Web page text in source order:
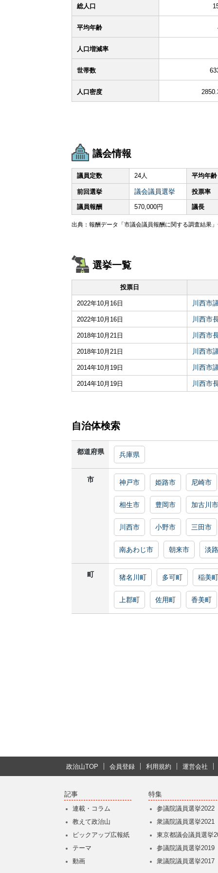
総人口
平均年齢
人口増減率
世帯数
人口密度
議会情報
議員定数 24人 平均年齢
前回選挙 議会議員選挙 投票率
議員報酬 570,000円 議長
出典：報酬データ「市議会議員報酬に関する調査結果
選挙一覧
投票日
2022年10月16日 川西市
2022年10月16日 川西市
2018年10月21日 川西市
2018年10月21日 川西市
2014年10月19日 川西市
2014年10月19日 川西市
自治体検索
都道府県 兵庫県
市 神戸市 姫路市 尼崎市
相生市 豊岡市 加古川市
川西市 小野市 三田市
南あわじ市 朝来市 淡
町 猪名川町 多可町 稲美町
上郡町 佐用町 香美町
政治山TOP 会員登録 利用規約 運営会社
記事
連載・コラム
教えて政治山
ピックアップ広報紙
テーマ
動画
特集
参議院議員選挙2022
衆議院議員選挙2021
東京都議会議員選挙
参議院議員選挙2019
衆議院議員選挙2017